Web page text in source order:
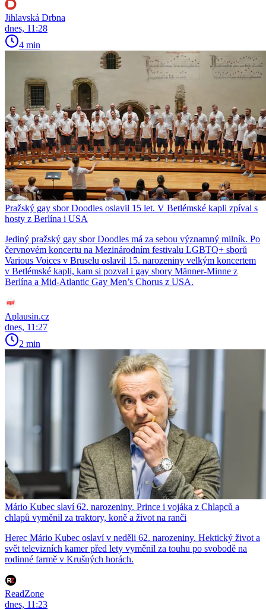
Jihlavská Drbna
dnes, 11:28
4 min
Pražský gay sbor Doodles oslavil 15 let. V Betlémské kapli zpíval s
hosty z Berlína i USA
Jediný pražský gay sbor Doodles má za sebou významný milník. Po
červnovém koncertu na Mezinárodním festivalu LGBTQ+ sborů
Various Voices v Bruselu oslavil 15. narozeniny velkým koncertem
v Betlémské kapli, kam si pozval i gay sbory Männer-Minne z
Berlína a Mid-Atlantic Gay Men’s Chorus z USA.
Aplausin.cz
dnes, 11:27
2 min
Mário Kubec slaví 62. narozeniny. Prince i vojáka z Chlapců a
chlapů vyměnil za traktory, koně a život na ranči
Herec Mário Kubec oslaví v neděli 62. narozeniny. Hektický život a
svět televizních kamer před lety vyměnil za touhu po svobodě na
rodinné farmě v Krušných horách.
ReadZone
dnes, 11:23